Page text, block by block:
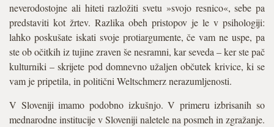
neverodostojne ali hiteti razložiti svetu »svojo resnico«, sebe pa
predstaviti kot žrtev. Razlika obeh pristopov je le v psihologiji:
lahko poskušate iskati svoje protiargumente, če vam ne uspe, pa
ste ob očitkih iz tujine zraven še nesramni, kar seveda – ker ste pač
kulturniki – skrijete pod domnevno užaljen občutek krivice, ki se
vam je pripetila, in politični Weltschmerz nerazumljenosti.
V Sloveniji imamo podobno izkušnjo. V primeru izbrisanih so
mednarodne institucije v Sloveniji naletele na posmeh in zgražanje.